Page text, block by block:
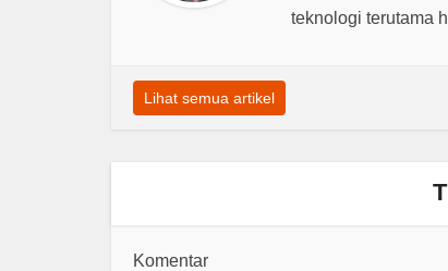
teknologi terutama
Lihat semua artikel
Komentar